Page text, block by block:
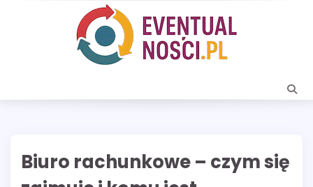
Biuro rachunkowe – czym się